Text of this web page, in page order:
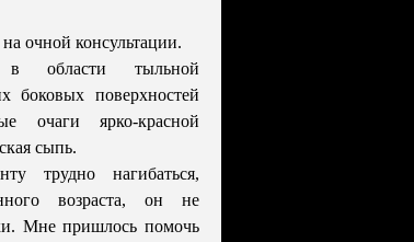
очной консультации.
области тыльной
боковых поверхностей
очаги ярко-красной
сыпь.
трудно нагибаться,
возраста, он не
Мне пришлось помочь